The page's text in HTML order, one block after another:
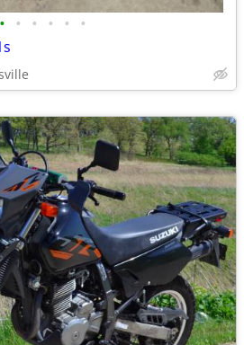
• • • • • •